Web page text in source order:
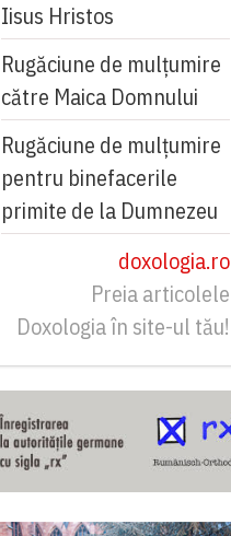
Iisus Hristos
Rugăciune de mulţumire
către Maica Domnului
Rugăciune de mulțumire
pentru binefacerile
primite de la Dumnezeu
doxologia.ro
Preia articolele
Doxologia în site-ul tău!